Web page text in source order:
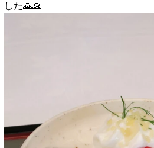
した🙏🙏